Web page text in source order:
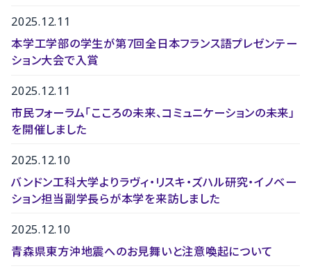
2025.12.11
本学工学部の学生が第7回全日本フランス語プレゼンテー
ション大会で入賞
2025.12.11
市民フォーラム「こころの未来、コミュニケーションの未来」
を開催しました
2025.12.10
バンドン工科大学よりラヴィ・リスキ・ズハル研究・イノベー
ション担当副学長らが本学を来訪しました
2025.12.10
青森県東方沖地震へのお見舞いと注意喚起について